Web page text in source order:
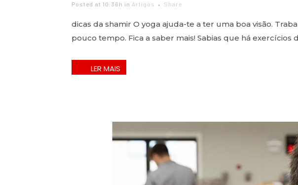
Posted at 10:36h in Artigos Share
dicas da shamir O yoga ajuda-te a ter uma boa visão.
pouco tempo. Fica a saber mais! Sabias que há